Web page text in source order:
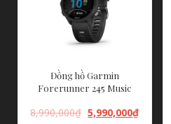
Đồng hồ Garmin
Forerunner 245 Music
8,990,000₫ 5,990,000₫